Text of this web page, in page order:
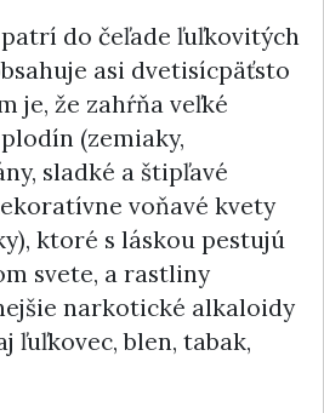
do čeľade ľuľkovitých
asi dvetisícpäťsto
je, že zahŕňa veľké
(zemiaky,
sladké a štipľavé
voňavé kvety
ktoré s láskou pestujú
svete, a rastliny
narkotické alkaloidy
ľuľkovec, blen, tabak,